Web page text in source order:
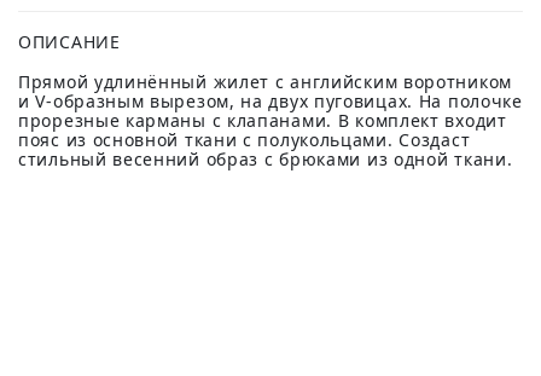
ОПИСАНИЕ
Прямой удлинённый жилет с английским воротником
и V-образным вырезом, на двух пуговицах. На полочке
прорезные карманы с клапанами. В комплект входит
пояс из основной ткани с полукольцами. Создаст
стильный весенний образ с брюками из одной ткани.